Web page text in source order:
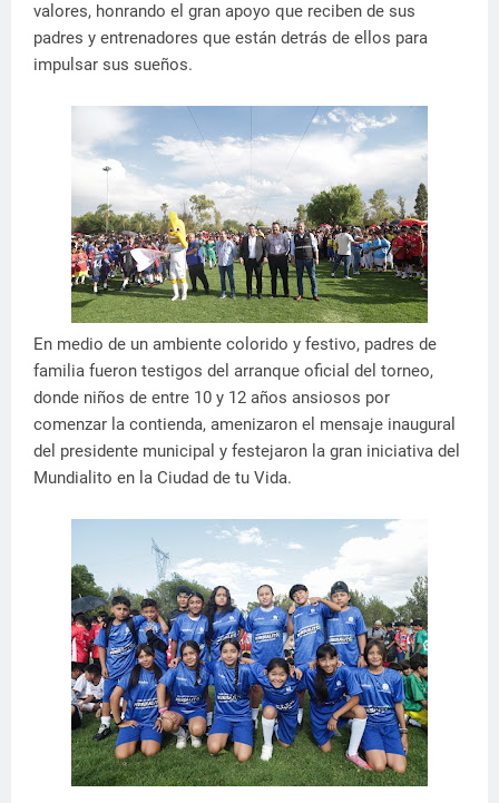
valores, honrando el gran apoyo que reciben de sus
padres y entrenadores que están detrás de ellos para
impulsar sus sueños.
En medio de un ambiente colorido y festivo, padres de
familia fueron testigos del arranque oficial del torneo,
donde niños de entre 10 y 12 años ansiosos por
comenzar la contienda, amenizaron el mensaje inaugural
del presidente municipal y festejaron la gran iniciativa del
Mundialito en la Ciudad de tu Vida.